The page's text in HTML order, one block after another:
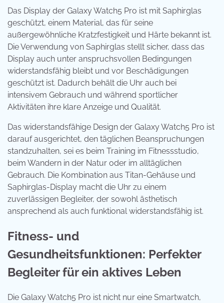
Das Display der Galaxy Watch5 Pro ist mit Saphirglas
geschützt, einem Material, das für seine
außergewöhnliche Kratzfestigkeit und Härte bekannt ist.
Die Verwendung von Saphirglas stellt sicher, dass das
Display auch unter anspruchsvollen Bedingungen
widerstandsfähig bleibt und vor Beschädigungen
geschützt ist. Dadurch behält die Uhr auch bei
intensivem Gebrauch und während sportlicher
Aktivitäten ihre klare Anzeige und Qualität.
Das widerstandsfähige Design der Galaxy Watch5 Pro ist
darauf ausgerichtet, den täglichen Beanspruchungen
standzuhalten, sei es beim Training im Fitnessstudio,
beim Wandern in der Natur oder im alltäglichen
Gebrauch. Die Kombination aus Titan-Gehäuse und
Saphirglas-Display macht die Uhr zu einem
zuverlässigen Begleiter, der sowohl ästhetisch
ansprechend als auch funktional widerstandsfähig ist.
Fitness- und
Gesundheitsfunktionen: Perfekter
Begleiter für ein aktives Leben
Die Galaxy Watch5 Pro ist nicht nur eine Smartwatch,